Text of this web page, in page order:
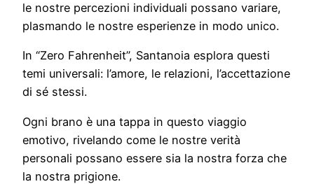
le nostre percezioni individuali possano variare,
plasmando le nostre esperienze in modo unico.
In “Zero Fahrenheit”, Santanoia esplora questi
temi universali: l’amore, le relazioni, l’accettazione
di sé stessi.
Ogni brano è una tappa in questo viaggio
emotivo, rivelando come le nostre verità
personali possano essere sia la nostra forza che
la nostra prigione.